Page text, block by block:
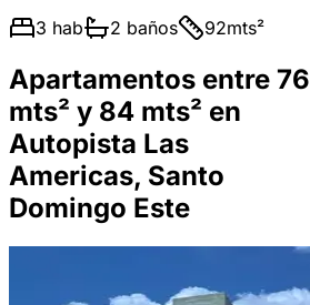
3 hab 2 baños 92mts²
Apartamentos entre 76
mts² y 84 mts² en
Autopista Las
Americas, Santo
Domingo Este